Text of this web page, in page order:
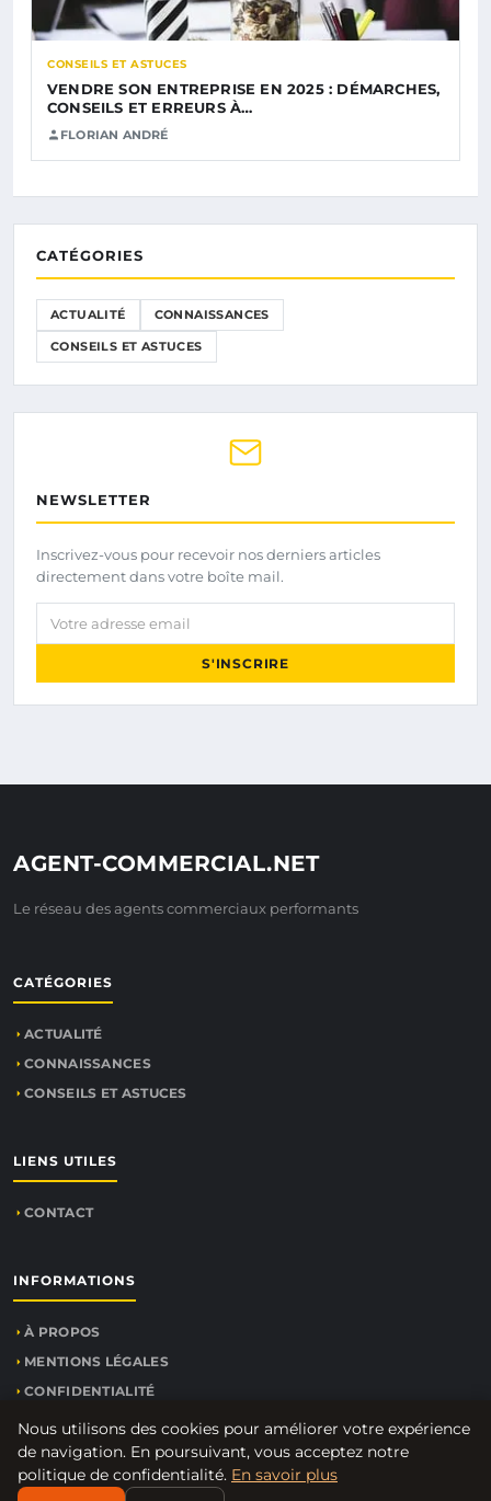
CONSEILS ET ASTUCES
VENDRE SON ENTREPRISE EN 2025 : DÉMARCHES,
CONSEILS ET ERREURS À…
FLORIAN ANDRÉ
CATÉGORIES
ACTUALITÉ CONNAISSANCES
CONSEILS ET ASTUCES
NEWSLETTER
Inscrivez-vous pour recevoir nos derniers articles
directement dans votre boîte mail.
Votre adresse email
S'INSCRIRE
AGENT-COMMERCIAL.NET
Le réseau des agents commerciaux performants
CATÉGORIES
ACTUALITÉ
CONNAISSANCES
CONSEILS ET ASTUCES
LIENS UTILES
CONTACT
INFORMATIONS
À PROPOS
MENTIONS LÉGALES
CONFIDENTIALITÉ
PLAN DU SITE
Nous utilisons des cookies pour améliorer votre expérience
de navigation. En poursuivant, vous acceptez notre
politique de confidentialité. En savoir plus